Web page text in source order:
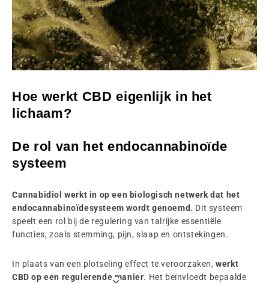
Hoe werkt CBD eigenlijk in het
lichaam?
De rol van het endocannabinoïde
systeem
Cannabidiol werkt in op een biologisch netwerk dat het
endocannabinoïdesysteem wordt genoemd. Dit systeem
speelt een rol bij de regulering van talrijke essentiële
functies, zoals stemming, pijn, slaap en ontstekingen.
In plaats van een plotseling effect te veroorzaken, werkt
CBD op een regulerende manier. Het beïnvloedt bepaalde